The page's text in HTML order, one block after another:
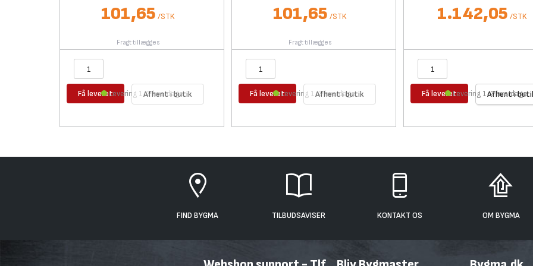
101,65 /STK
Fragt tillægges
Få leveret Afhent i butik
Levering 1-2 hverdage
101,65 /STK
Fragt tillægges
Få leveret Afhent i butik
Levering 1-2 hverdage
1.142,05 /STK
Få leveret Afhent i
Levering 1-2 hverdage
FIND BYGMA TILBUDSAVISER KONTAKT OS OM BYGMA